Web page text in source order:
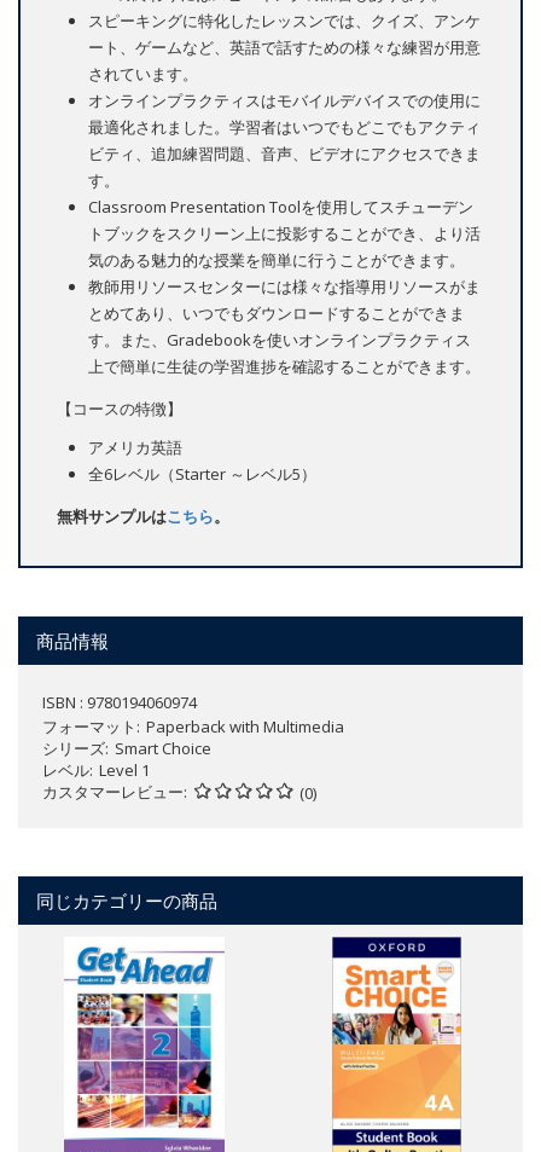
スピーキングに特化したレッスンでは、クイズ、アンケ
ート、ゲームなど、英語で話すための様々な練習が用意
されています。
オンラインプラクティスはモバイルデバイスでの使用に
最適化されました。学習者はいつでもどこでもアクティ
ビティ、追加練習問題、音声、ビデオにアクセスできま
す。
Classroom Presentation Toolを使用してスチューデン
トブックをスクリーン上に投影することができ、より活
気のある魅力的な授業を簡単に行うことができます。
教師用リソースセンターには様々な指導用リソースがま
とめてあり、いつでもダウンロードすることができま
す。また、Gradebookを使いオンラインプラクティス
上で簡単に生徒の学習進捗を確認することができます。
【コースの特徴】
アメリカ英語
全6レベル（Starter ～レベル5）
無料サンプルはこちら。
商品情報
ISBN : 9780194060974
フォーマット
Paperback with Multimedia
シリーズ Smart Choice
レベル Level 1
カスタマーレビュー
(0)
同じカテゴリーの商品